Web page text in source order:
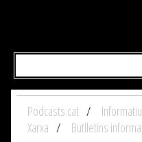
Podcasts.cat
Xarxa
Butlletins